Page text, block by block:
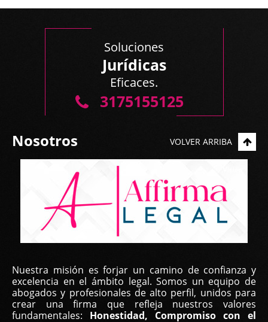
Soluciones
Jurídicas
Eficaces.
3175155125
Nosotros
Nuestra misión es forjar un camino de confianza y
excelencia en el ámbito legal. Somos un equipo de
abogados y profesionales de alto perfil, unidos para
crear una firma que refleja nuestros valores
fundamentales: Honestidad, Compromiso con el
VOLVER ARRIBA